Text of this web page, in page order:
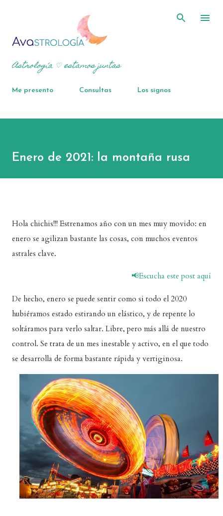
Astrología ♡ estamos juntas
Me presento Consultas Los signos
Enero de 2021: la montaña rusa
Hola chichis!!! Estrenamos año con un mes muy movido: en
enero se agilizan bastante las cosas, con muchos eventos
astrales clave.
📢Escucha este post aquí
De hecho, enero se puede sentir como si todo el 2020
hubiéramos estado estirando un elástico, y de repente lo
soltáramos para verlo saltar. Libre, pero más allá de nuestro
control. Se trata de un mes inestable y activo, en el que todo
se desarrolla de forma bastante rápida y vertiginosa.